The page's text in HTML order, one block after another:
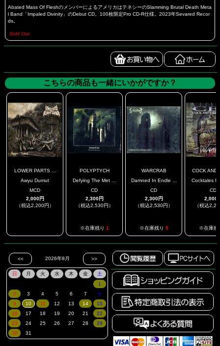
Abated Mass Of FleshのメンバーによるアメリカはテネシーのSlamming Brutal Death Meta
l Band「Impaled Divinity」のDebut CD。100枚限定Pro CD-R仕様。2023年Sevared Recor
ds。
Sold Out
こちらの商品も一緒にいかがですか？
LOWER PARTS ...
Awyu Dumut
MCD
2,000円
（税込2,200円）
POLYPTYCH
Defying The Met ...
CD
2,300円
（税込2,530円）
※在庫残り 1
WARCRAB
Damned In Endle ...
CD
2,300円
（税込2,530円）
※在庫残り 5
COCK AND
Cocktales
CD
2,000
（税込
※在庫残